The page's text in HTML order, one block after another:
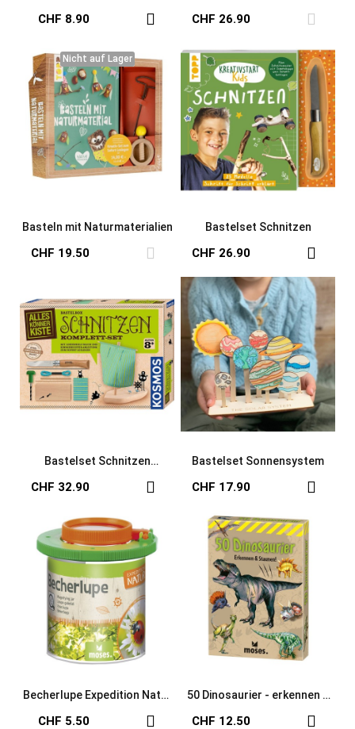
CHF 8.90 CHF 26.90
Nicht auf Lager
Nicht auf Lager
Basteln mit Naturmaterialien
CHF 19.50
Bastelset Schnitzen
CHF 26.90
Bastelset Schnitzen
CHF 32.90
Bastelset Sonnensystem
CHF 17.90
Becherlupe Expedition Natur
CHF 5.50
50 Dinosaurier - erkennen &
CHF 12.50